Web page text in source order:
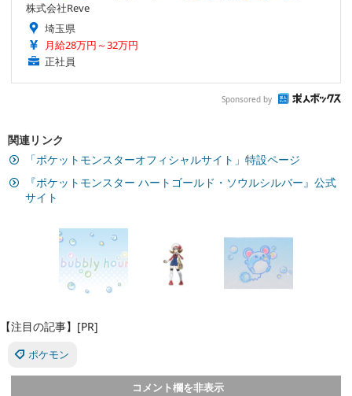
株式会社Reve
埼玉県
月給28万円～32万円
正社員
Sponsored by
関連リンク
「ポケットモンスターオフィシャルサイト」特設ページ
『ポケットモンスター ハートゴールド・ソウルシルバー』公式
サイト
【注目の記事】[PR]
ポケモン
コメント欄を非表示